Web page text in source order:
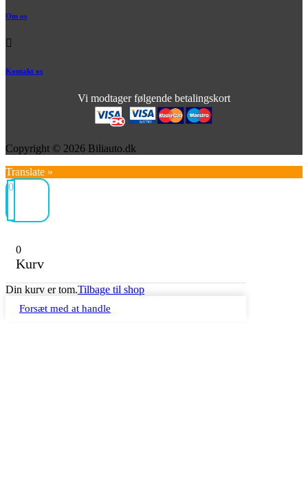
Om os
Kontakt os
Vi modtager følgende betalingskort
Copyright © 2026 Biliauto.dk
Translate »
0
0
Kurv
Din kurv er tom.Tilbage til shop
Forsæt med at handle